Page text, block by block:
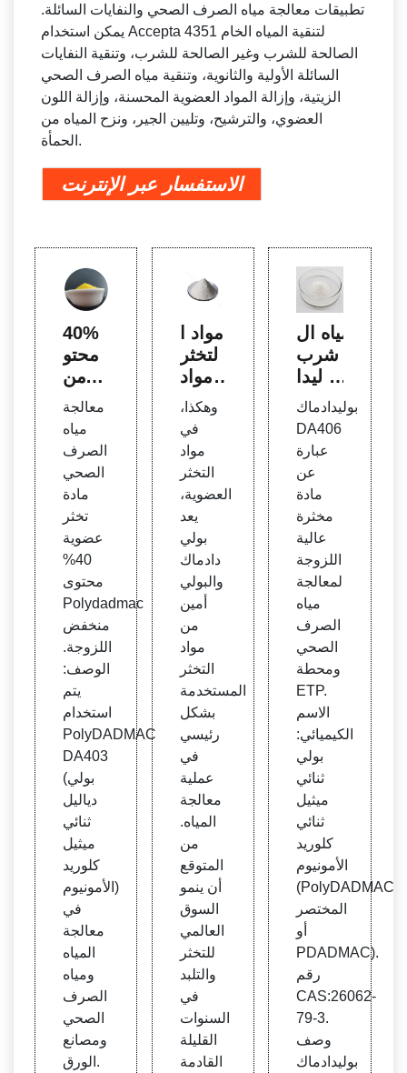
تطبيقات معالجة مياه الصرف الصحي والنفايات السائلة.
يمكن استخدام Accepta 4351 لتنقية المياه الخام
الصالحة للشرب وغير الصالحة للشرب، وتنقية النفايات
السائلة الأولية والثانوية، وتنقية مياه الصرف الصحي
الزيتية، وإزالة المواد العضوية المحسنة، وإزالة اللون
العضوي، والترشيح، وتليين الجير، ونزح المياه من
الحمأة.
الاستفسار عبر الإنترنت
40%
محتو
ى من
خفض
اللزو
جة P
olyD
ADM
AC ما
دة تخث
ر عض
معالجة
مياه
الصرف
الصحي
مادة
تخثر
عضوية
40%
محتوى
Polydadmac
منخفض
اللزوجة.
الوصف:
يتم
استخدام
PolyDADMAC
DA403
(بولي
دياليل
ثنائي
ميثيل
كلوريد
الأمونيوم)
في
معالجة
المياه
ومياه
الصرف
الصحي
ومصانع
الورق.
مواد ا
لتخثر
ومواد
التلبد:
أفضل
حل لم
ياه ال
صرف
الصح
ي
وهكذا،
في
مواد
التخثر
العضوية،
يعد
بولي
دادماك
والبولي
أمين
من
مواد
التخثر
المستخدمة
بشكل
رئيسي
في
عملية
معالجة
المياه.
من
المتوقع
أن ينمو
السوق
العالمي
للتخثر
والتلبد
في
السنوات
القليلة
القادمة
مياه ال
شرب
بوليدا
دماك
عالية
اللزو
جة
بوليدادماك
DA406
عبارة
عن
مادة
مخثرة
عالية
اللزوجة
لمعالجة
مياه
الصرف
الصحي
ومحطة
ETP.
الاسم
الكيميائي:
بولي
ثنائي
ميثيل
ثنائي
كلوريد
الأمونيوم
(PolyDADMAC
المختصر
أو
PDADMAC).
رقم
CAS:26062-
79-3.
وصف
بوليدادماك